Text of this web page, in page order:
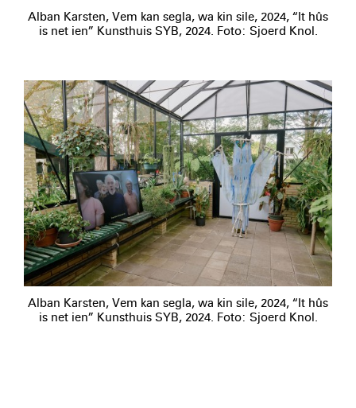
Alban Karsten, Vem kan segla, wa kin sile, 2024, “It hûs
is net ien” Kunsthuis SYB, 2024. Foto: Sjoerd Knol.
Alban Karsten, Vem kan segla, wa kin sile, 2024, “It hûs
is net ien” Kunsthuis SYB, 2024. Foto: Sjoerd Knol.